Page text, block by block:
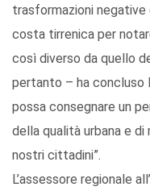
trasformazioni
costa tirrenica per
così diverso da quello
pertanto – ha concluso
possa consegnare un
della qualità urbana e
nostri cittadini”.
L’assessore regionale